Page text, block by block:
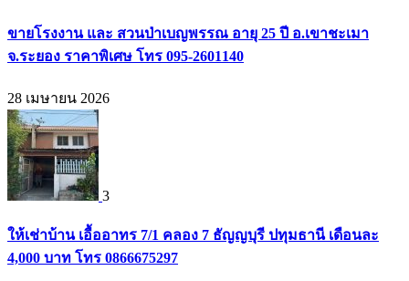
ขายโรงงาน และ สวนป่าเบญพรรณ อายุ 25 ปี อ.เขาชะเมา
จ.ระยอง ราคาพิเศษ โทร 095-2601140
28 เมษายน 2026
3
ให้เช่าบ้าน เอื้ออาทร 7/1 คลอง 7 ธัญญบุรี ปทุมธานี เดือนละ
4,000 บาท โทร 0866675297